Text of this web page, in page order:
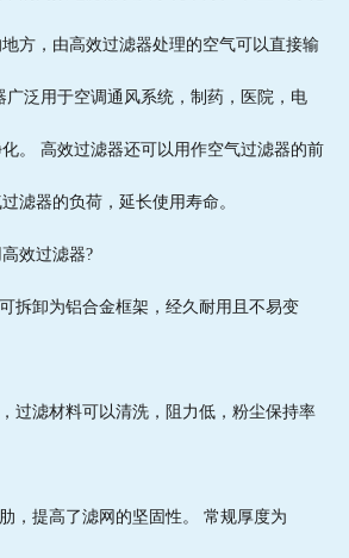
资质证书
公司简介
联系我们
方，由高效过滤器处理的空气可以直接输
广泛用于空调通风系统，制药，医院，电
。 高效过滤器还可以用作空气过滤器的前
滤器的负荷，延长使用寿命。
效过滤器?
卸为铝合金框架，经久耐用且不易变
滤材料可以清洗，阻力低，粉尘保持率
提高了滤网的坚固性。 常规厚度为